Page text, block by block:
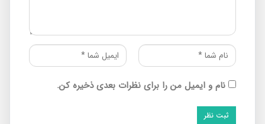
نام و ایمیل من را برای نظرات بعدی ذخیره کن.